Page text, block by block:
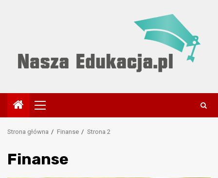
Menu
główne
Strona główna Finanse Strona 2
Finanse